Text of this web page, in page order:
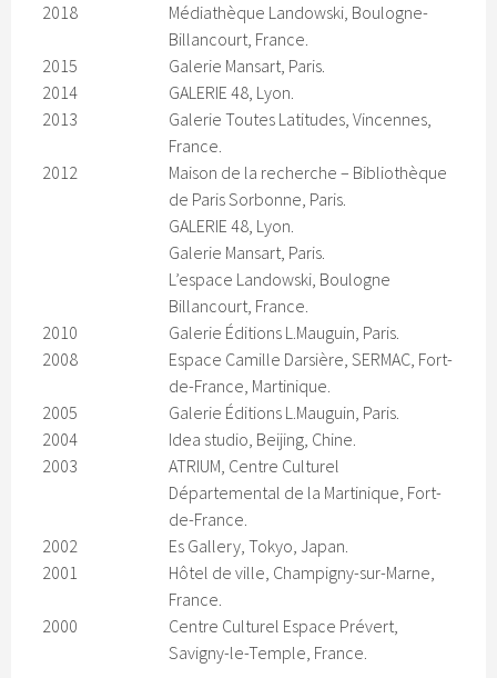
2018
Médiathèque Landowski, Boulogne-
Billancourt, France.
2015
Galerie Mansart, Paris.
2014
GALERIE 48, Lyon.
2013
Galerie Toutes Latitudes, Vincennes,
France.
2012
Maison de la recherche – Bibliothèque
de Paris Sorbonne, Paris.
GALERIE 48, Lyon.
Galerie Mansart, Paris.
L’espace Landowski, Boulogne
Billancourt, France.
2010
Galerie Éditions L.Mauguin, Paris.
2008
Espace Camille Darsière, SERMAC, Fort-
de-France, Martinique.
2005
Galerie Éditions L.Mauguin, Paris.
2004
Idea studio, Beijing, Chine.
2003
ATRIUM, Centre Culturel
Départemental de la Martinique, Fort-
de-France.
2002
Es Gallery, Tokyo, Japan.
2001
Hôtel de ville, Champigny-sur-Marne,
France.
2000
Centre Culturel Espace Prévert,
Savigny-le-Temple, France.